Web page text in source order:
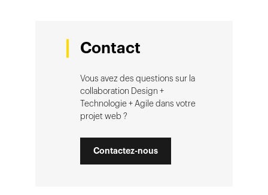
Contact
Vous avez des questions sur la
collaboration Design +
Technologie + Agile dans votre
projet web ?
Contactez-nous